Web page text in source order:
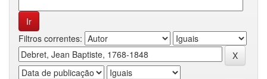
Filtros correntes: